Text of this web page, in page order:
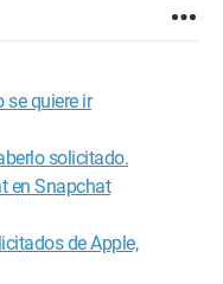
quiere ir
solicitado.
en Snapchat
de Apple,